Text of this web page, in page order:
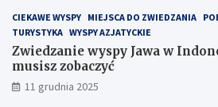
s
k
i
m
?
CIEKAWE WYSPY MIEJSCA DO ZWIEDZANIA
TURYSTYKA WYSPY AZJATYCKIE
Zwiedzanie wyspy Jawa w
musisz zobaczyć
11 grudnia 2025